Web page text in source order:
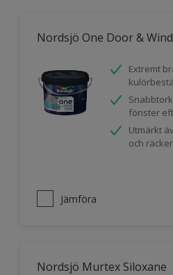
Nordsjö One Door &
Extremt
fönster
Utmärkt
och
Jämföra
Nordsjö Murtex Siloxane